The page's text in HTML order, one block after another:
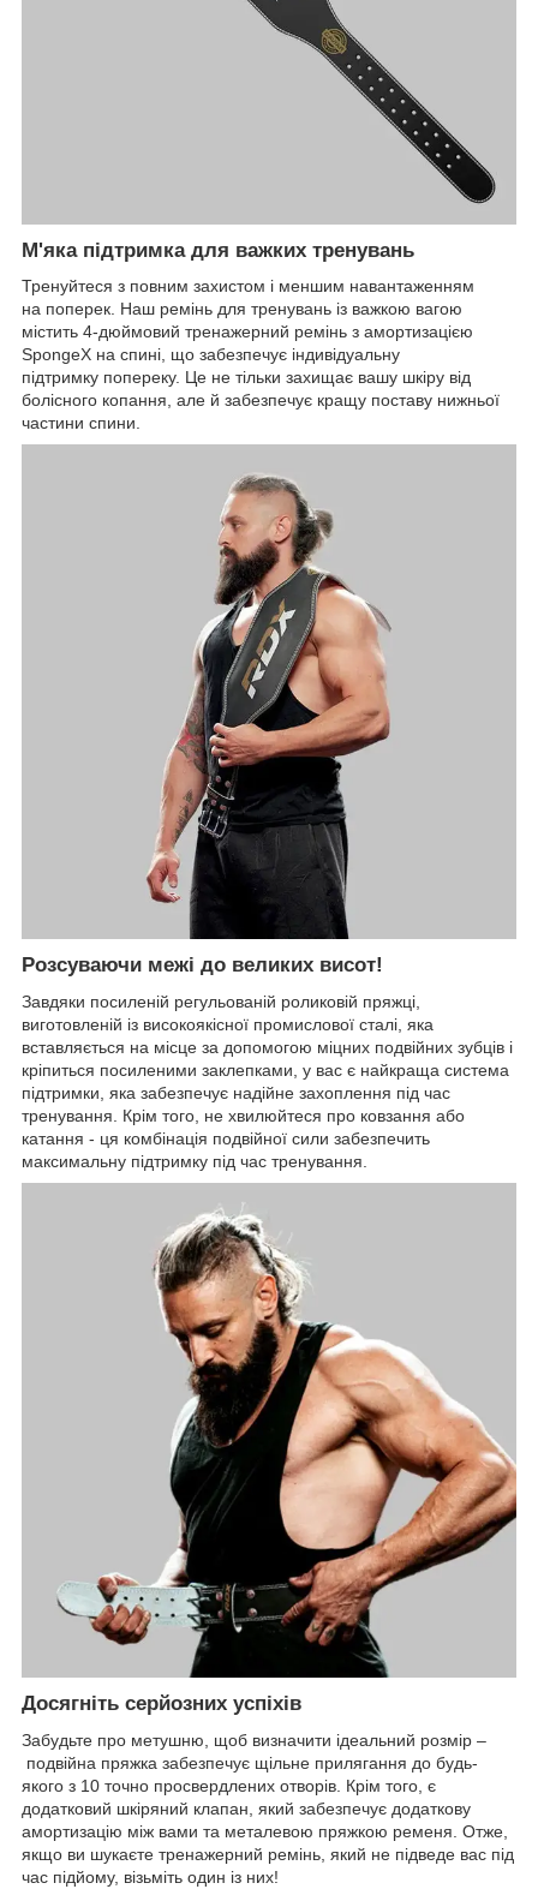
М'яка підтримка для важких тренувань
Тренуйтеся з повним захистом і меншим навантаженням
на поперек. Наш ремінь для тренувань із важкою вагою
містить 4-дюймовий тренажерний ремінь з амортизацією
SpongeX на спині, що забезпечує індивідуальну
підтримку попереку. Це не тільки захищає вашу шкіру від
болісного копання, але й забезпечує кращу поставу нижньої
частини спини.
Розсуваючи межі до великих висот!
Завдяки посиленій регульованій роликовій пряжці,
виготовленій із високоякісної промислової сталі, яка
вставляється на місце за допомогою міцних подвійних зубців і
кріпиться посиленими заклепками, у вас є найкраща система
підтримки, яка забезпечує надійне захоплення під час
тренування. Крім того, не хвилюйтеся про ковзання або
катання - ця комбінація подвійної сили забезпечить
максимальну підтримку під час тренування.
Досягніть серйозних успіхів
Забудьте про метушню, щоб визначити ідеальний розмір –
подвійна пряжка забезпечує щільне прилягання до будь-
якого з 10 точно просвердлених отворів. Крім того, є
додатковий шкіряний клапан, який забезпечує додаткову
амортизацію між вами та металевою пряжкою ременя. Отже,
якщо ви шукаєте тренажерний ремінь, який не підведе вас під
час підйому, візьміть один із них!